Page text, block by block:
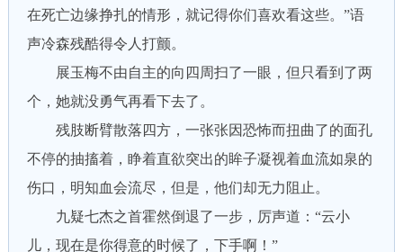
在死亡边缘挣扎的情形，就记得你们喜欢看这些。”语
声冷森残酷得令人打颤。
展玉梅不由自主的向四周扫了一眼，但只看到了两
个，她就没勇气再看下去了。
残肢断臂散落四方，一张张因恐怖而扭曲了的面孔
不停的抽搐着，睁着直欲突出的眸子凝视着血流如泉的
伤口，明知血会流尽，但是，他们却无力阻止。
九疑七杰之首霍然倒退了一步，厉声道：“云小
儿，现在是你得意的时候了，下手啊！”